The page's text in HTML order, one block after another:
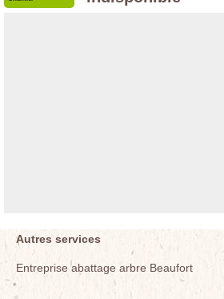
Autres services
Entreprise abattage arbre Beaufort